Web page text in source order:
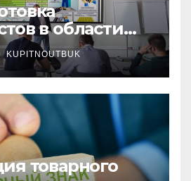
в области
KUPITNOUTBUK
товарного